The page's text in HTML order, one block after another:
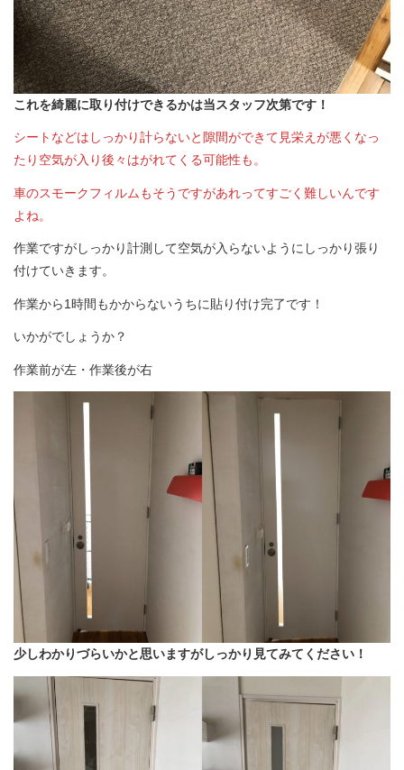
これを綺麗に取り付けできるかは当スタッフ次第です！
シートなどはしっかり計らないと隙間ができて見栄えが悪くなっ
たり空気が入り後々はがれてくる可能性も。
車のスモークフィルムもそうですがあれってすごく難しいんです
よね。
作業ですがしっかり計測して空気が入らないようにしっかり張り
付けていきます。
作業から1時間もかからないうちに貼り付け完了です！
いかがでしょうか？
作業前が左・作業後が右
少しわかりづらいかと思いますがしっかり見てみてください！